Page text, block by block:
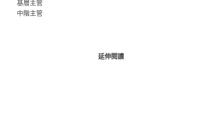
基層主管
中階主管
延伸閱讀